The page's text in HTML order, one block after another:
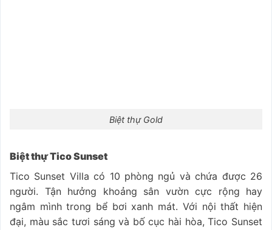
Biệt thự Gold
Biệt thự Tico Sunset
Tico Sunset Villa có 10 phòng ngủ và chứa được 26
người. Tận hưởng khoảng sân vườn cực rộng hay
ngâm mình trong bể bơi xanh mát. Với nội thất hiện
đại, màu sắc tươi sáng và bố cục hài hòa, Tico Sunset